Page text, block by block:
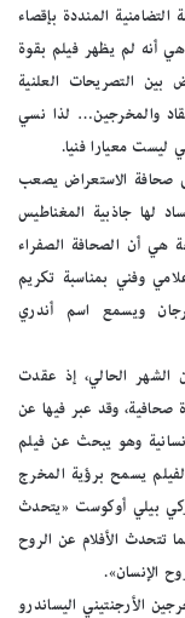
المنددة بإقصاء
أنه لم يظهر فيلم بقوة
بين التصريحات العلنية
والمخرجين… لذا نسي
ليست معيارا فنيا.
صحافة الاستعراض يصعب
لها جاذبية المغناطيس
هي أن الصحافة الصفراء
وفني بمناسبة تكريم
ويسمع اسم أندري
الشهر الحالي، إذ عقدت
صحافية، وقد عبر فيها عن
وهو يبحث عن فيلم
يسمح برؤية المخرج
بيلي أوكوست «يتحدث
تتحدث الأفلام عن الروح
الإنسان».
الأرجنتيني اليساندرو